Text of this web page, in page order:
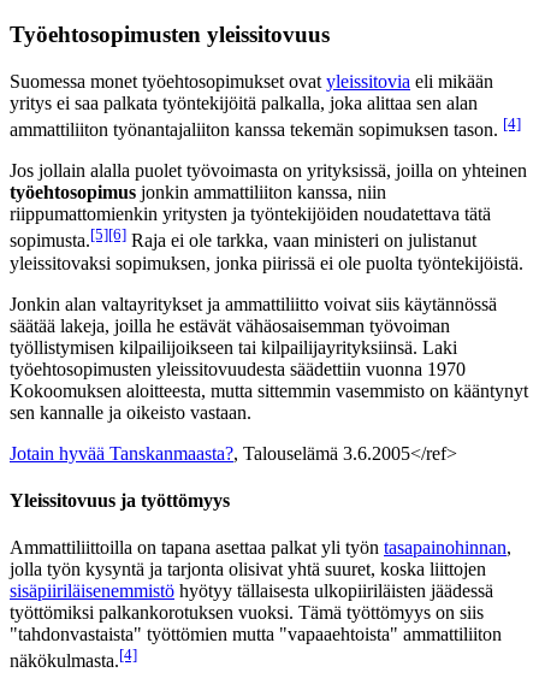
Työehtosopimusten yleissitovuus
Suomessa monet työehtosopimukset ovat yleissitovia eli mikään
yritys ei saa palkata työntekijöitä palkalla, joka alittaa sen alan
ammattiliiton työnantajaliiton kanssa tekemän sopimuksen tason. [4]
Jos jollain alalla puolet työvoimasta on yrityksissä, joilla on yhteinen
työehtosopimus jonkin ammattiliiton kanssa, niin
riippumattomienkin yritysten ja työntekijöiden noudatettava tätä
sopimusta.[5][6] Raja ei ole tarkka, vaan ministeri on julistanut
yleissitovaksi sopimuksen, jonka piirissä ei ole puolta työntekijöistä.
Jonkin alan valtayritykset ja ammattiliitto voivat siis käytännössä
säätää lakeja, joilla he estävät vähäosaisemman työvoiman
työllistymisen kilpailijoikseen tai kilpailijayrityksiinsä. Laki
työehtosopimusten yleissitovuudesta säädettiin vuonna 1970
Kokoomuksen aloitteesta, mutta sittemmin vasemmisto on kääntynyt
sen kannalle ja oikeisto vastaan.
Jotain hyvää Tanskanmaasta?, Talouselämä 3.6.2005</ref>
Yleissitovuus ja työttömyys
Ammattiliittoilla on tapana asettaa palkat yli työn tasapainohinnan,
jolla työn kysyntä ja tarjonta olisivat yhtä suuret, koska liittojen
sisäpiiriläisenemmistö hyötyy tällaisesta ulkopiiriläisten jäädessä
työttömiksi palkankorotuksen vuoksi. Tämä työttömyys on siis
"tahdonvastaista" työttömien mutta "vapaaehtoista" ammattiliiton
näkökulmasta.[4]